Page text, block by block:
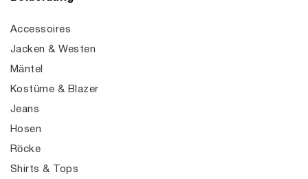
Accessoires
Jacken & Westen
Mäntel
Kostüme & Blazer
Jeans
Hosen
Röcke
Shirts & Tops